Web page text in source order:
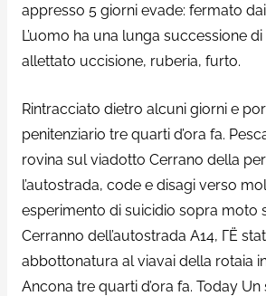
appresso 5 giorni evade: fermato
L’uomo ha una lunga successione
allettato uccisione, ruberia, furto.
Rintracciato dietro alcuni giorni e
penitenziario tre quarti d’ora fa.
rovina sul viadotto Cerrano della
l’autostrada, code e disagi verso
esperimento di suicidio sopra moto
Cerranno dell’autostrada A14, ГЁ
abbottonatura al viavai della rotaia
Ancona tre quarti d’ora fa. Today